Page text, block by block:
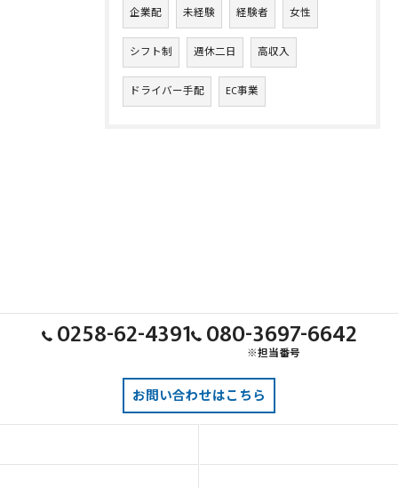
企業配 未経験 経験者 女性
シフト制 週休二日 高収入
ドライバー手配 EC事業
0258-62-4391 080-3697-6642
※担当番号
お問い合わせはこちら